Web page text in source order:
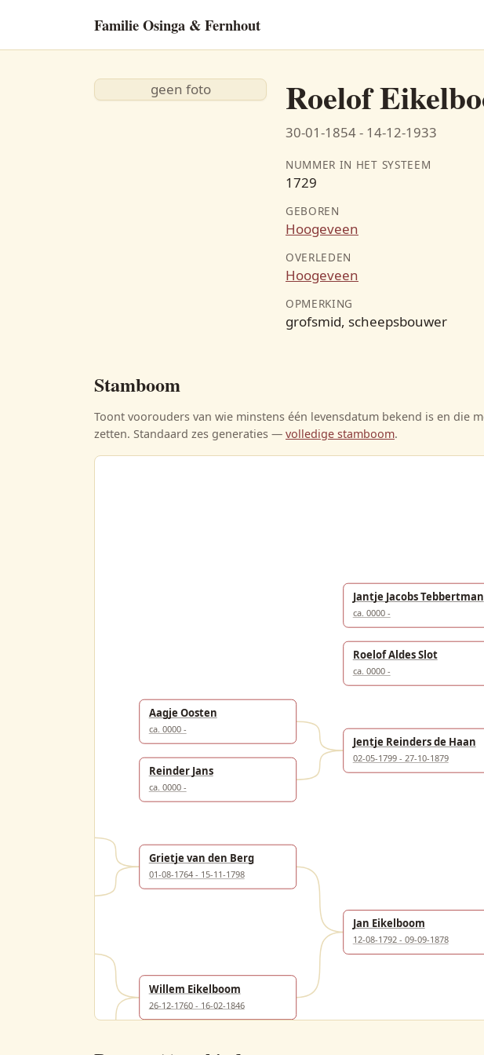
Familie Osinga & Fernhout
geen foto Roelof
30-01-1854 - 14-12-1933
NUMMER IN HET SYSTEEM
1729
GEBOREN
Hoogeveen
OVERLEDEN
Hoogeveen
OPMERKING
grofsmid, scheepsbouwer
Stamboom
Toont voorouders van wie minstens één levensdatum bekend is en die
zetten. Standaard zes generaties — volledige stamboom.
Jantje Jacobs Tebbertman
ca. 0000 -
Roelof Aldes Slot
ca. 0000 -
Aagje Oosten
ca. 0000 -
Reinder Jans
ca. 0000 -
Jentje Reinders de Haan
02-05-1799 - 27-10-1879
Grietje van den Berg
01-08-1764 - 15-11-1798
Willem Eikelboom
26-12-1760 - 16-02-1846
Jan Eikelboom
12-08-1792 - 09-09-1878